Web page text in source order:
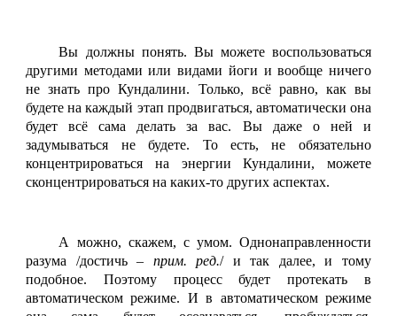
Вы должны понять. Вы можете воспользоваться
другими методами или видами йоги и вообще ничего
не знать про Кундалини. Только, всё равно, как вы
будете на каждый этап продвигаться, автоматически она
будет всё сама делать за вас. Вы даже о ней и
задумываться не будете. То есть, не обязательно
концентрироваться на энергии Кундалини, можете
сконцентрироваться на каких-то других аспектах.
А можно, скажем, с умом. Однонаправленности
разума /достичь – прим. ред./ и так далее, и тому
подобное. Поэтому процесс будет протекать в
автоматическом режиме. И в автоматическом режиме